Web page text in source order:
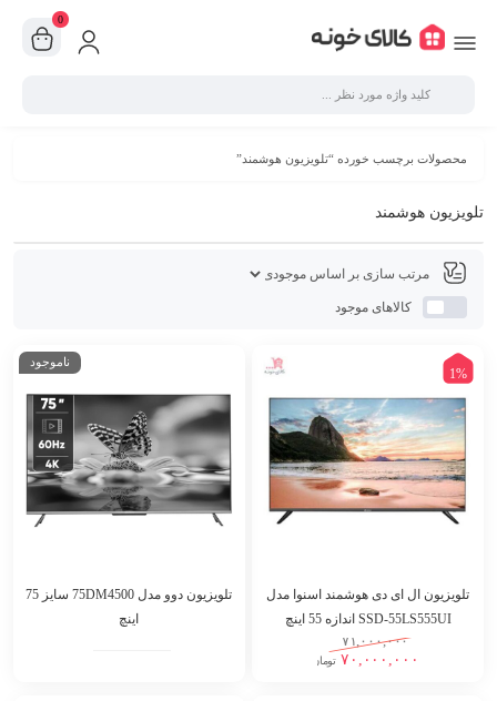
0
محصولات برچسب خورده “تلویزیون هوشمند”
تلویزیون هوشمند
کالاهای موجود
1%
تلویزیون ال ای دی هوشمند اسنوا مدل
SSD-55LS555UI اندازه 55 اینچ
۷۱,۰۰۰,۰۰۰
۷۰,۰۰۰,۰۰۰ تومان
ناموجود
تلویزیون دوو مدل 75DM4500 سایز 75
اینچ